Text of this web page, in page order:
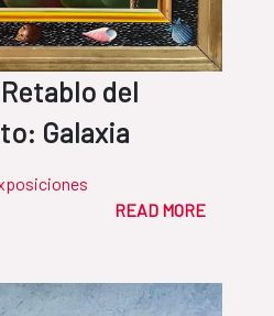
del
Galaxia
READ MORE